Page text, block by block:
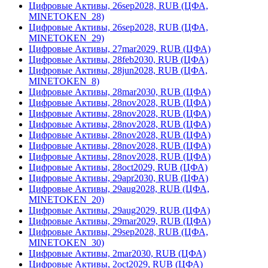
Цифровые Активы, 26sep2028, RUB (ЦФА,
MINETOKEN_28)
Цифровые Активы, 26sep2028, RUB (ЦФА,
MINETOKEN_29)
Цифровые Активы, 27mar2029, RUB (ЦФА)
Цифровые Активы, 28feb2030, RUB (ЦФА)
Цифровые Активы, 28jun2028, RUB (ЦФА,
MINETOKEN_8)
Цифровые Активы, 28mar2030, RUB (ЦФА)
Цифровые Активы, 28nov2028, RUB (ЦФА)
Цифровые Активы, 28nov2028, RUB (ЦФА)
Цифровые Активы, 28nov2028, RUB (ЦФА)
Цифровые Активы, 28nov2028, RUB (ЦФА)
Цифровые Активы, 28nov2028, RUB (ЦФА)
Цифровые Активы, 28nov2028, RUB (ЦФА)
Цифровые Активы, 28oct2029, RUB (ЦФА)
Цифровые Активы, 29apr2030, RUB (ЦФА)
Цифровые Активы, 29aug2028, RUB (ЦФА,
MINETOKEN_20)
Цифровые Активы, 29aug2029, RUB (ЦФА)
Цифровые Активы, 29mar2029, RUB (ЦФА)
Цифровые Активы, 29sep2028, RUB (ЦФА,
MINETOKEN_30)
Цифровые Активы, 2mar2030, RUB (ЦФА)
Цифровые Активы, 2oct2029, RUB (ЦФА)